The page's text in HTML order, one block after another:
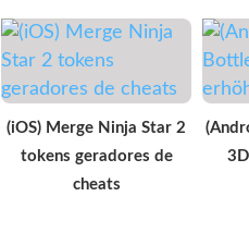
(iOS) Merge Ninja Star 2
tokens geradores de
cheats